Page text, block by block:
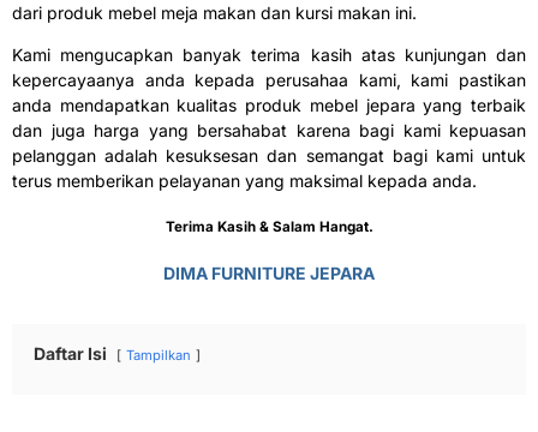
dari produk mebel meja makan dan kursi makan ini.
Kami mengucapkan banyak terima kasih atas kunjungan dan
kepercayaanya anda kepada perusahaa kami, kami pastikan
anda mendapatkan kualitas produk mebel jepara yang terbaik
dan juga harga yang bersahabat karena bagi kami kepuasan
pelanggan adalah kesuksesan dan semangat bagi kami untuk
terus memberikan pelayanan yang maksimal kepada anda.
Terima Kasih & Salam Hangat.
DIMA FURNITURE JEPARA
Daftar Isi Tampilkan